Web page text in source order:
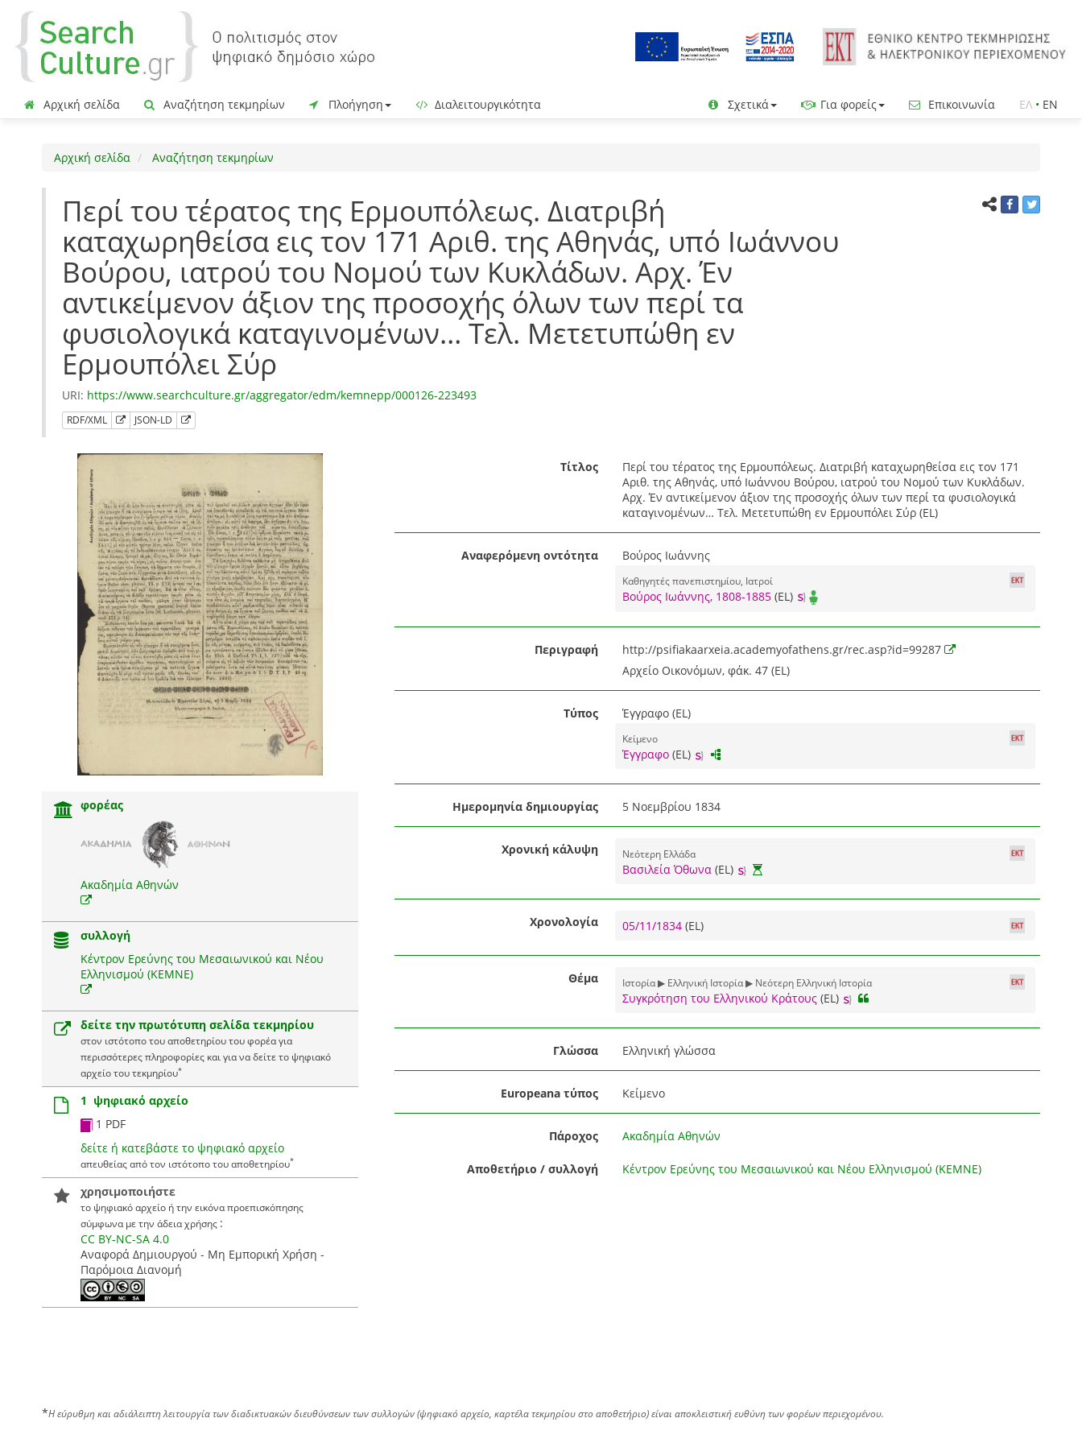
Αρχική σελίδα Αναζήτηση τεκμηρίων Πλοήγηση Διαλειτουργικότητα Σχετικά Για φορείς Επικοινωνία ΕΛ • EN
Αρχική σελίδα Αναζήτηση τεκμηρίων
Περί του τέρατος της Ερμουπόλεως. Διατριβή
καταχωρηθείσα εις τον 171 Αριθ. της Αθηνάς, υπό Ιωάννου
Βούρου, ιατρού του Νομού των Κυκλάδων. Αρχ. Έν
αντικείμενον άξιον της προσοχής όλων των περί τα
φυσιολογικά καταγινομένων… Τελ. Μετετυπώθη εν
Ερμουπόλει Σύρ
URI: https://www.searchculture.gr/aggregator/edm/kemnepp/000126-223493
RDF/XML JSON-LD
φορέας
Ακαδημία Αθηνών
συλλογή
Κέντρον Ερεύνης του Μεσαιωνικού και Νέου
Ελληνισμού (ΚΕΜΝΕ)
δείτε την πρωτότυπη σελίδα τεκμηρίου
στον ιστότοπο του αποθετηρίου του φορέα για
περισσότερες πληροφορίες και για να δείτε το ψηφιακό
αρχείο του τεκμηρίου*
1 ψηφιακό αρχείο
1 PDF
δείτε ή κατεβάστε το ψηφιακό αρχείο
απευθείας από τον ιστότοπο του αποθετηρίου*
χρησιμοποιήστε
το ψηφιακό αρχείο ή την εικόνα προεπισκόπησης
σύμφωνα με την άδεια χρήσης :
CC BY-NC-SA 4.0
Αναφορά Δημιουργού - Μη Εμπορική Χρήση -
Παρόμοια Διανομή
Τίτλος
Περί του τέρατος της Ερμουπόλεως. Διατριβή καταχωρηθείσα εις τον 171
Αριθ. της Αθηνάς, υπό Ιωάννου Βούρου, ιατρού του Νομού των Κυκλάδων.
Αρχ. Έν αντικείμενον άξιον της προσοχής όλων των περί τα φυσιολογικά
καταγινομένων… Τελ. Μετετυπώθη εν Ερμουπόλει Σύρ (EL)
Αναφερόμενη οντότητα Βούρος Ιωάννης
Καθηγητές πανεπιστημίου, Ιατροί
Βούρος Ιωάννης, 1808-1885(EL)
Περιγραφή
http://psifiakaarxeia.academyofathens.gr/rec.asp?id=99287
Αρχείο Οικονόμων, φάκ. 47 (EL)
Τύπος Έγγραφο (EL)
Κείμενο
Έγγραφο(EL)
Ημερομηνία δημιουργίας 5 Νοεμβρίου 1834
Χρονική κάλυψη Νεότερη Ελλάδα
Βασιλεία Όθωνα(EL)
Χρονολογία 05/11/1834 (EL)
Θέμα Ιστορία ▶ Ελληνική Ιστορία ▶ Νεότερη Ελληνική Ιστορία
Συγκρότηση του Ελληνικού Κράτους(EL)
Γλώσσα Ελληνική γλώσσα
Europeana τύπος Κείμενο
Πάροχος Ακαδημία Αθηνών
Αποθετήριο / συλλογή Κέντρον Ερεύνης του Μεσαιωνικού και Νέου Ελληνισμού (ΚΕΜΝΕ)
*Η εύρυθμη και αδιάλειπτη λειτουργία των διαδικτυακών διευθύνσεων των συλλογών (ψηφιακό αρχείο, καρτέλα τεκμηρίου στο αποθετήριο) είναι αποκλειστική ευθύνη των φορέων περιεχομένου.